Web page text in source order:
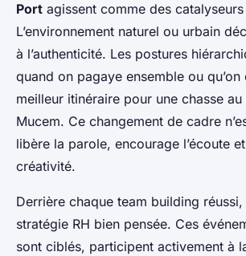
Port agissent comme des
L’environnement naturel ou urbain
à l’authenticité. Les postures
quand on pagaye ensemble ou qu’on
meilleur itinéraire pour une chasse
Mucem. Ce changement de cadre
libère la parole, encourage l’écoute
créativité.
Derrière chaque team building
stratégie RH bien pensée. Ces
sont ciblés, participent activement à